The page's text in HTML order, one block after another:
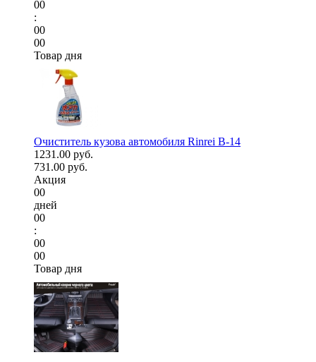
00
:
00
00
Товар дня
Очиститель кузова автомобиля Rinrei B-14
1231.00 руб.
731.00 руб.
Акция
00
дней
00
:
00
00
Товар дня